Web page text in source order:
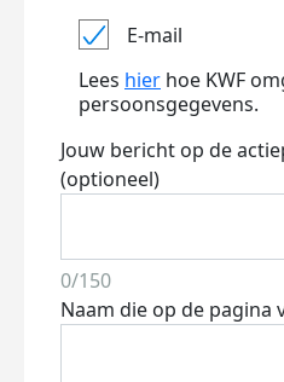
E-mail
Lees hier hoe KWF
persoonsgegevens.
Jouw bericht op de
(optioneel)
0/150
Naam die op de pagina